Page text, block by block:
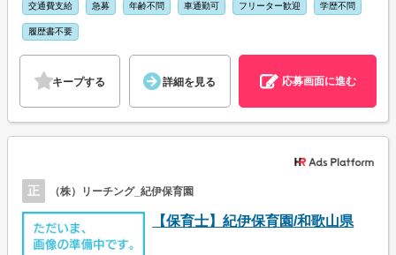
交通費支給 急募 年齢不問 車通勤可 フリーター歓迎 学歴不問
履歴書不要
キープする 詳細を見る 応募画面に進む
正 （株）リーチング_紀伊保育園
【保育士】紀伊保育園/和歌山県